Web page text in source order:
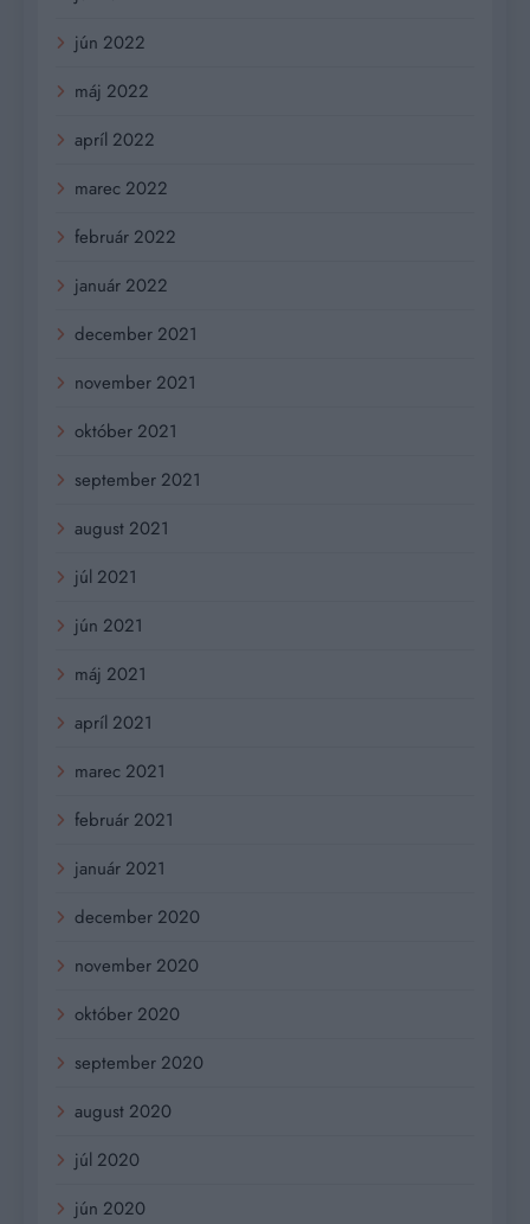
jún 2022
máj 2022
apríl 2022
marec 2022
február 2022
január 2022
december 2021
november 2021
október 2021
september 2021
august 2021
júl 2021
jún 2021
máj 2021
apríl 2021
marec 2021
február 2021
január 2021
december 2020
november 2020
október 2020
september 2020
august 2020
júl 2020
jún 2020